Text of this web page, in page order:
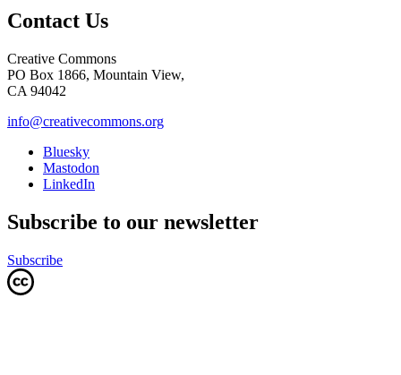
Contact Us
Creative Commons
PO Box 1866, Mountain View,
CA 94042
info@creativecommons.org
Bluesky
Mastodon
LinkedIn
Subscribe to our newsletter
Subscribe